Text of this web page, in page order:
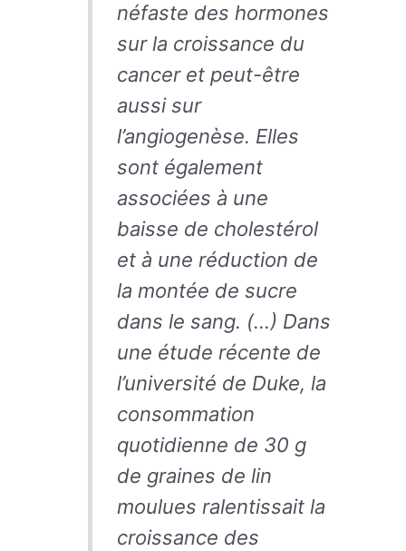
néfaste des hormones
sur la croissance du
cancer et peut-être
aussi sur
l’angiogenèse. Elles
sont également
associées à une
baisse de cholestérol
et à une réduction de
la montée de sucre
dans le sang. (…) Dans
une étude récente de
l’université de Duke, la
consommation
quotidienne de 30 g
de graines de lin
moulues ralentissait la
croissance des